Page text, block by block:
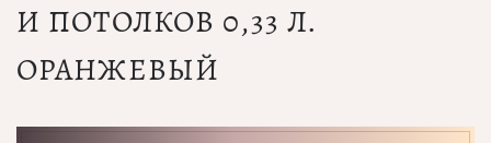
И ПОТОЛКОВ 0,33 Л.
ОРАНЖЕВЫЙ